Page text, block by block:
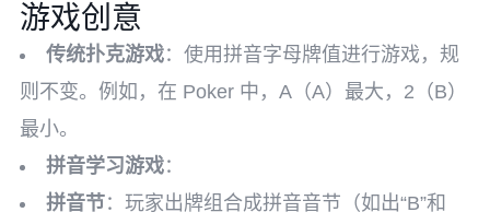
游戏创意
传统扑克游戏：使用拼音字母牌值进行游戏，规
则不变。例如，在 Poker 中，A（A）最大，2（B）
最小。
拼音学习游戏：
拼音节：玩家出牌组合成拼音音节（如出“B”和